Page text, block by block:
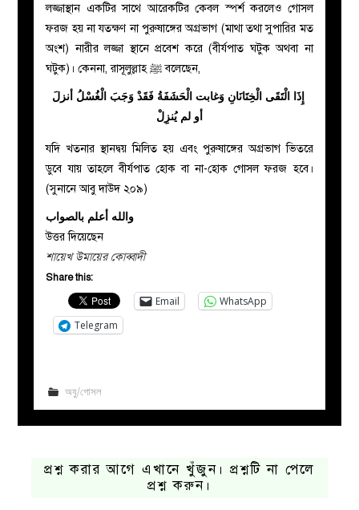
প্রশ্ন
করুন
লজ্জাস্থান একটির সাথে আরেকটির কেবল স্পর্শ করলেও গোসল
ফরজ হয় না যতক্ষণ না পুরুষাঙ্গের অগ্রভাগ (মাথা তথা সুপারির মত
অংশ) নারীর লজ্জা স্থানে প্রবেশ করে (বীর্যপাত ঘটুক অথবা না
ঘটুক)। কেননা, রাসূলুল্লাহ ﷺ বলেছেন,
‏ إِذَا الْتَقَى الْخِتَانَانِ وَغابت الْحَشَفَةُ فَقَدْ وَجَبَ الْغُسْلُ أنزلَ
أو لم يُنزِلْ
যদি খতনার স্থানদ্বয় মিলিত হয় এবং পুরুষাঙ্গের অগ্রভাগ ভিতরে
ডুবে যায় তাহলে বীর্যপাত হোক বা না-হোক গোসল ফরজ হবে।
(সুনানে আবু দাউদ ২০৯)
والله أعلم بالصواب
উত্তর দিয়েছেন
শায়েখ উমায়ের কোব্বাদী
Share this:
Email
WhatsApp
Telegram
অযু/গোসল
প্রশ্ন করার আগে এখানে খুঁজুন। প্রশ্নটি না পেলে
প্রশ্ন করুন।